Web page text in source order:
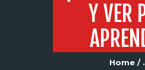
Y VER
Home